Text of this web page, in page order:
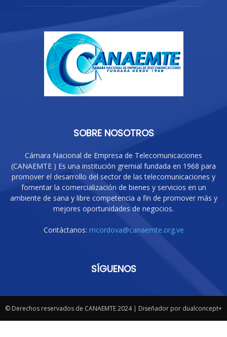
SOBRE NOSOTROS
Cámara Nacional de Empresa de Telecomunicaciones
(CANAEMTE ) Es una institución gremial fundada en 1968 para
promover el desarrollo del sector de las telecomunicaciones y
fomentar la comercialización de bienes y servicios en un
ambiente de sana y libre competencia a fin de promover más y
mejores oportunidades de negocios.
Contáctanos: mcordova@canaemte.org.ve
SÍGUENOS
© Derechos reservados de CANAEMTE 2024 | Diseñador por dualconcept+